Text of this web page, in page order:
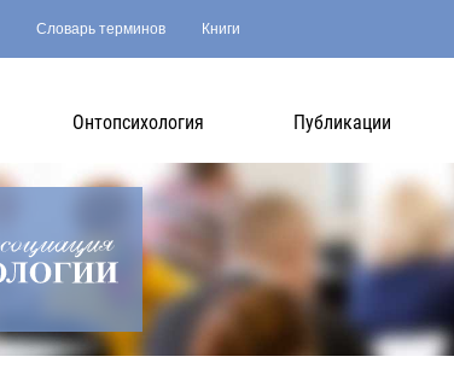
Словарь терминов Книги
Онтопсихология Публикации